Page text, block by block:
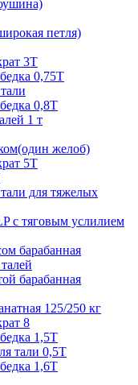
петля)
3T
0,75Т
0,8Т
1 т
желоб)
5T
для тяжелых
с тяговым услилием
барабанная
барабанная
125/250 кг
8
1,5Т
тали 0,5Т
1,6Т